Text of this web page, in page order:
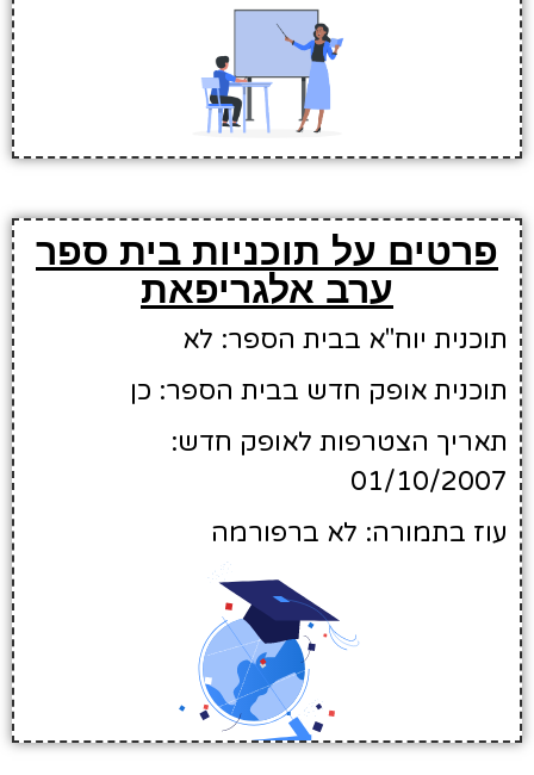
פרטים על תוכניות בית ספר
ערב אלגריפאת
תוכנית יוח"א בבית הספר: לא
תוכנית אופק חדש בבית הספר: כן
תאריך הצטרפות לאופק חדש:
01/10/2007
עוז בתמורה: לא ברפורמה